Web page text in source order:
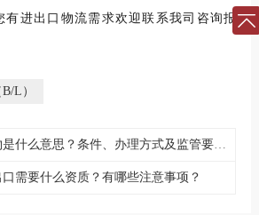
有进出口物流需求欢迎联系我司咨询报
L）
上一篇：转关货物是什么意思？条件、办理方式及监管要点全解析
需要什么资质？有哪些注意事项？